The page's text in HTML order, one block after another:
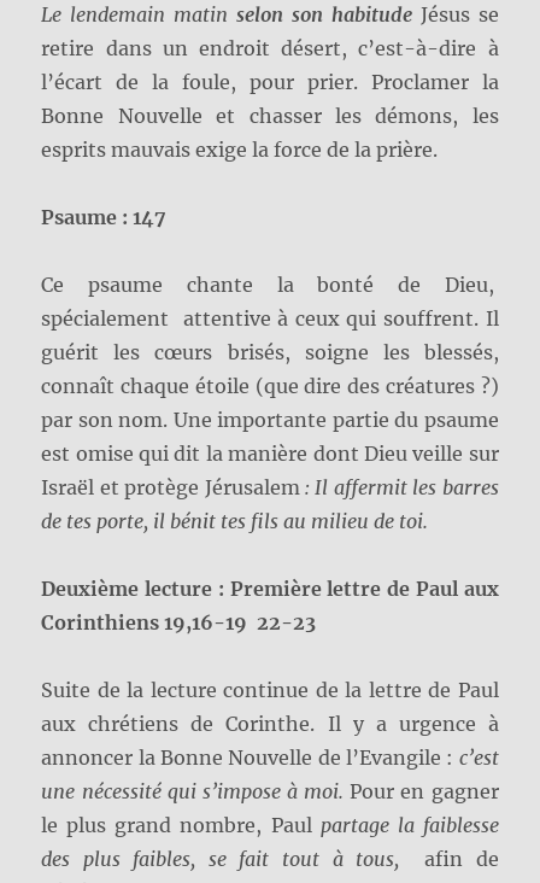
Le lendemain matinselon son habitude Jésus se
retire dans un endroit désert, c’est-à-dire à
l’écart de la foule, pour prier. Proclamer la
Bonne Nouvelle et chasser les démons, les
esprits mauvais exige la force de la prière.
Psaume : 147
Ce psaume chante la bonté de Dieu,
spécialement attentive à ceux qui souffrent. Il
guérit les cœurs brisés, soigne les blessés,
connaît chaque étoile (que dire des créatures ?)
par son nom. Une importante partie du psaume
est omise qui dit la manière dont Dieu veille sur
Israël et protège Jérusalem : Il affermit les barres
de tes porte, il bénit tes fils au milieu de toi.
Deuxième lecture : Première lettre de Paul aux
Corinthiens 19,16-19 22-23
Suite de la lecture continue de la lettre de Paul
aux chrétiens de Corinthe. Il y a urgence à
annoncer la Bonne Nouvelle de l’Evangile : c’est
une nécessité qui s’impose à moi.Pour en gagner
le plus grand nombre, Paul partage la faiblesse
des plus faibles, se fait tout à tous,afin de